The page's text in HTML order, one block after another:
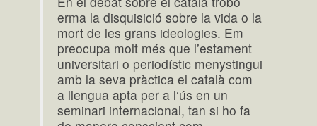
erma la disquisició sobre la vida o la
mort de les grans ideologies. Em
preocupa molt més que l’estament
universitari o periodístic menystingui
amb la seva pràctica el català com
a llengua apta per a l‘ús en un
seminari internacional, tan si ho fa